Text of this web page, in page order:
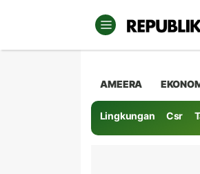
AMEERA
Lingkungan Csr